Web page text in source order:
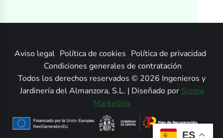
Aviso legal Política de cookies Política de privacidad
Condiciones generales de contratación
Todos los derechos reservados © 2026 Ingenieros y
Jardinería del Almanzora, S.L. | Diseñado porSigma
Marketing
ES